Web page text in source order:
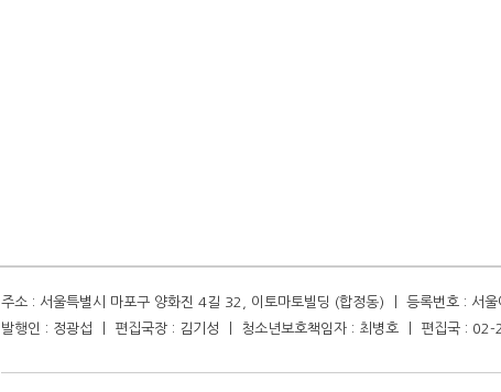
주소 : 서울특별시 마포구 양화진 4길 32, 이토마토빌딩 (합정동) ㅣ 등록번호 :
발행인 : 정광섭 ㅣ 편집국장 : 김기성 ㅣ 청소년보호책임자 : 최병호 ㅣ 편집국 :